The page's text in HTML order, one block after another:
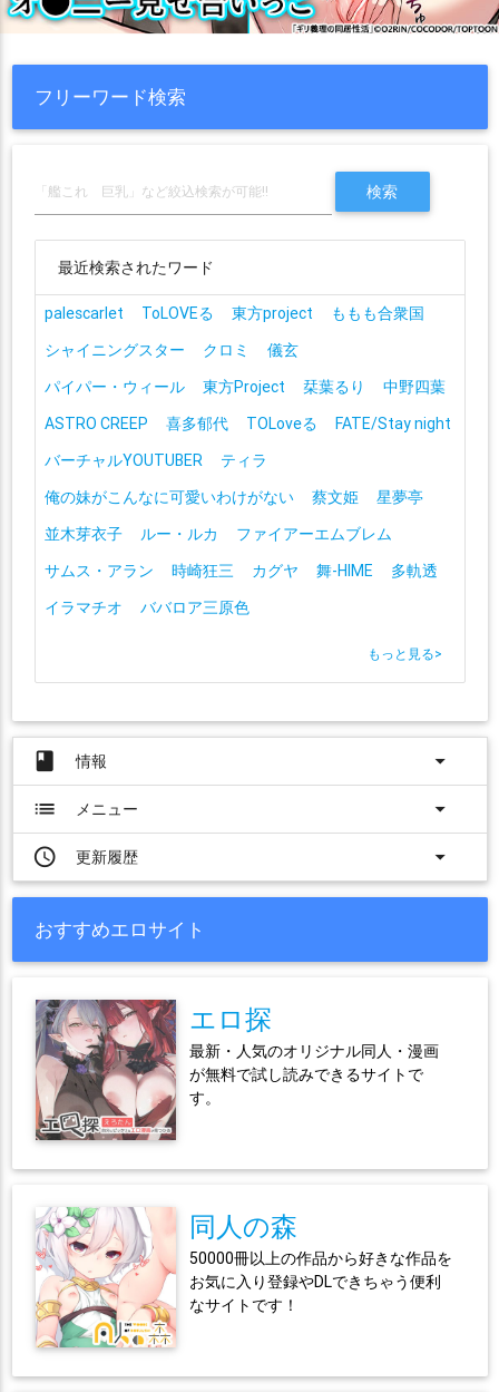
フリーワード検索
最近検索されたワード
palescarlet ToLOVEる 東方project
ももも合衆国
シャイニングスター
クロミ
儀玄
パイパー・ウィール
東方Project 栞葉るり
中野四葉
ASTRO CREEP
喜多郁代 TOLoveる
FATE/Stay night
バーチャルYOUTUBER
ティラ
俺の妹がこんなに可愛いわけがない
蔡文姫
星夢亭
並木芽衣子
ルー・ルカ
ファイアーエムブレム
サムス・アラン
時崎狂三 カグヤ 舞-HIME
多軌透
イラマチオ
ババロア三原色
もっと見る>
book 情報
arrow_drop_down
list
メニュー
arrow_drop_down
access_time
更新履歴 arrow_drop_down
おすすめエロサイト
エロ探
最新・人気のオリジナル同人・漫画
が無料で試し読みできるサイトで
す。
同人の森
50000冊以上の作品から好きな作品を
お気に入り登録やDLできちゃう便利
なサイトです！